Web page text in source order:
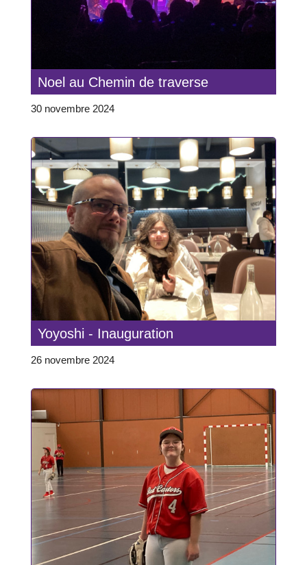
Noel au Chemin de traverse
30 novembre 2024
Yoyoshi - Inauguration
26 novembre 2024